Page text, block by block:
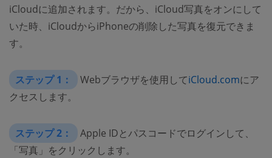
iCloudに追加されます。だから、iCloud写真をオンにして
いた時、iCloudからiPhoneの削除した写真を復元できま
す。
ステップ 1： Webブラウザを使用してiCloud.comにア
クセスします。
ステップ 2：
Apple IDとパスコードでログインして、
「写真」をクリックします。